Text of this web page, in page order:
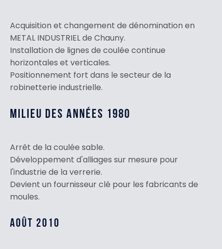
Acquisition et changement de dénomination en
METAL INDUSTRIEL de Chauny.
Installation de lignes de coulée continue
horizontales et verticales.
Positionnement fort dans le secteur de la
robinetterie industrielle.
MILIEU DES ANNÉES 1980
Arrêt de la coulée sable.
Développement d'alliages sur mesure pour
l'industrie de la verrerie.
Devient un fournisseur clé pour les fabricants de
moules.
AOÛT 2010